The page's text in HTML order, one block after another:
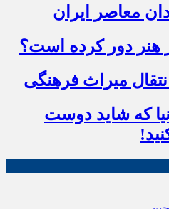
معاصر ایران
هنر دور کرده است؟
میراث فرهنگی
که شاید دوست